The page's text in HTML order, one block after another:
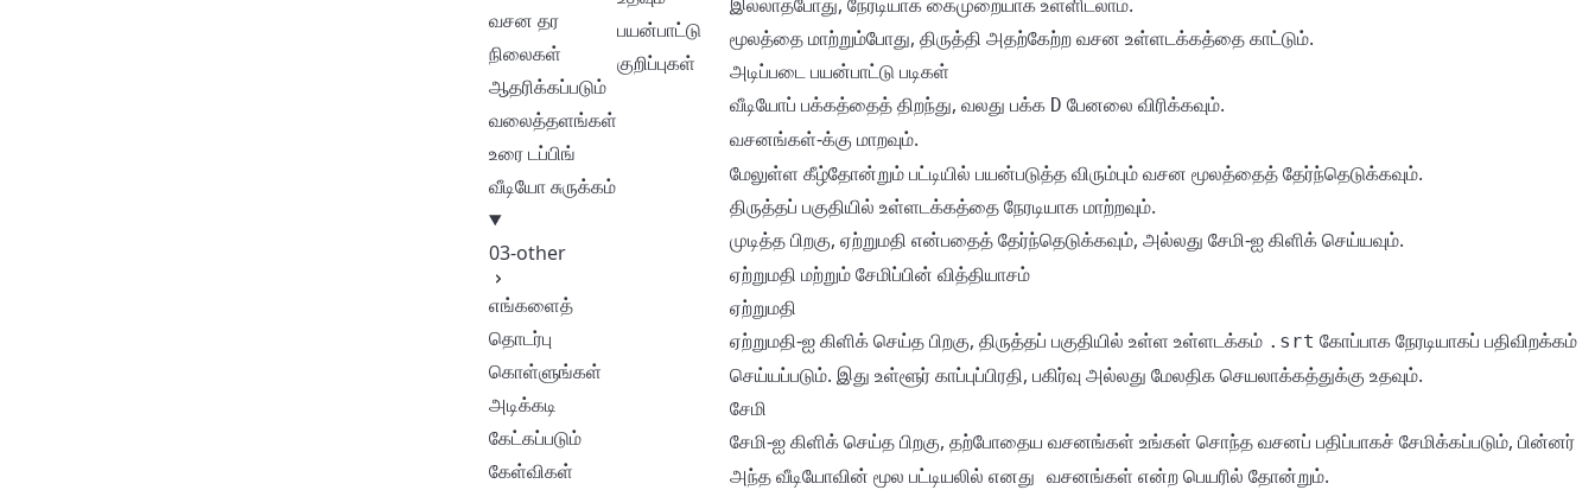
வசன தர
நிலைகள்
ஆதரிக்கப்படும்
வலைத்தளங்கள்
உரை டப்பிங்
வீடியோ சுருக்கம்
03-other
எங்களைத்
தொடர்பு
கொள்ளுங்கள்
அடிக்கடி
கேட்கப்படும்
கேள்விகள்
பயன்பாட்டு
குறிப்புகள்
மூலத்தை மாற்றும்போது, திருத்தி அதற்கேற்ற வசன உள்ளடக்கத்தை காட்டும்.
அடிப்படை பயன்பாட்டு படிகள்
வீடியோப் பக்கத்தைத் திறந்து, வலது பக்க D பேனலை விரிக்கவும்.
வசனங்கள்-க்கு மாறவும்.
மேலுள்ள கீழ்தோன்றும் பட்டியில் பயன்படுத்த விரும்பும் வசன மூலத்தைத் தேர்ந்தெடுக்கவும்.
திருத்தப் பகுதியில் உள்ளடக்கத்தை நேரடியாக மாற்றவும்.
முடித்த பிறகு, ஏற்றுமதி என்பதைத் தேர்ந்தெடுக்கவும், அல்லது சேமி-ஐ கிளிக் செய்யவும்.
ஏற்றுமதி மற்றும் சேமிப்பின் வித்தியாசம்
ஏற்றுமதி
ஏற்றுமதி-ஐ கிளிக் செய்த பிறகு, திருத்தப் பகுதியில் உள்ள உள்ளடக்கம் .srt கோப்பாக நேரடியாகப் பதிவிறக்கம்
செய்யப்படும். இது உள்ளூர் காப்புப்பிரதி, பகிர்வு அல்லது மேலதிக செயலாக்கத்துக்கு உதவும்.
சேமி
சேமி-ஐ கிளிக் செய்த பிறகு, தற்போதைய வசனங்கள் உங்கள் சொந்த வசனப் பதிப்பாகச் சேமிக்கப்படும், பின்னர்
அந்த வீடியோவின் மூல பட்டியலில் எனது வசனங்கள் என்ற பெயரில் தோன்றும்.